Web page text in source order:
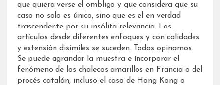
que quiera verse el ombligo y que considera que su
caso no solo es único, sino que es el en verdad
trascendente por su insólita relevancia. Los
artículos desde diferentes enfoques y con calidades
y extensión disímiles se suceden. Todos opinamos.
Se puede agrandar la muestra e incorporar el
fenómeno de los chalecos amarillos en Francia o del
procés catalán, incluso el caso de Hong Kong o